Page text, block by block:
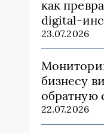
как
digital-
23.07.2026
бизнесу
обратную
22.07.2026